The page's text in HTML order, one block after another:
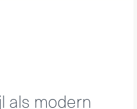
als modern